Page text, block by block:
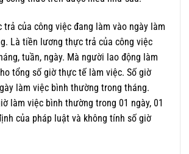
của công việc đang làm vào ngày làm
Là tiền lương thực trả của công việc
tuần, ngày. Mà người lao động làm
tổng số giờ thực tế làm việc. Số giờ
làm việc bình thường trong tháng.
làm việc bình thường trong 01 ngày, 01
của pháp luật và không tính số giờ